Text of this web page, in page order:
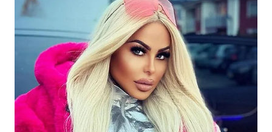
WN
WN
LANGKAT
TAPANULI
SELATAN